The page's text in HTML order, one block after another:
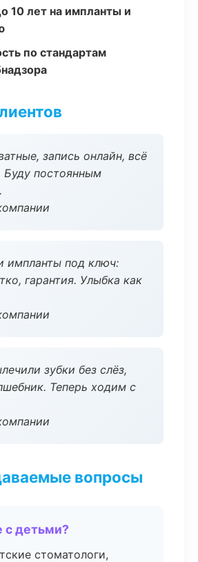
10 лет на импланты и
по стандартам
запись онлайн, всё
Буду постоянным
импланты под ключ:
гарантия. Улыбка как
зубки без слёз,
Теперь ходим с
вопросы
с детьми?
стоматологи,